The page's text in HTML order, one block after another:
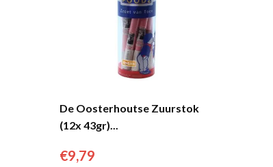
De Oosterhoutse Zuurstok
(12x 43gr)...
€9,79